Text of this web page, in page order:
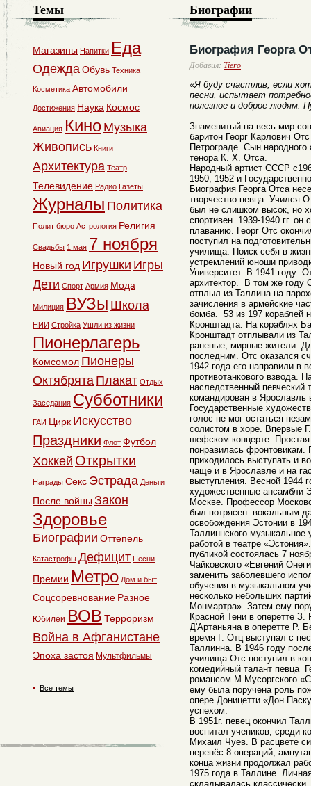
Биографии
Биография Георга
Добавил: Tiero
«Я буду счастлив, если
песни, испытает
полезное и доброе людям.
Знаменитый на весь мир
баритон Георг Карлович
Петрограде. Сын
тенора К. Х. Отса.
Народный артист СССР
1950, 1952 и
Биография Георга Отса
творчество певца. Учился
был не слишком высок, но
спортивен. 1939-1940 гг.
плаванию. Георг Отс
поступил на
училища. Поиск себя в
устремлений юноши
Университет. В 1941 году
архитектор. В том же
отплыл из Таллина на
зачисления в армейские
бомба. 53 из 197 кораблей
Кронштадта. На кораблях
Кронштадт отплывали из
раненые, мирные жители.
последним. Отс оказался
1942 года его направили в
противотанкового взвода.
наследственный
командирован в
Государственные
голос не мог остаться
солистом в хоре. Впервые
шефском концерте.
понравилась фронтовикам.
приходилось выступать и
чаще и в Ярославле и на
выступления. Весной 1944
художественные ансамбли
Москве. Профессор
был потрясен вокальным
освобождения Эстонии в
Таллиннского
работой в театре
публикой состоялась 7
Чайковского «Евгений
заменить заболевшего
обучения в музыкальном
несколько небольших
Монмартра». Затем ему
Красной Тени в оперетте
Д'Артаньяна в оперетте Р.
время Г. Отц выступал с
Таллинна. В 1946 году
училища Отс поступил в
комедийный талант певца
романсом М.Мусоргского
ему была поручена роль
опере Доницетти «Дон
успехом.
В 1951г. певец окончил
воспитал учеников, среди
Михаил Чуев. В расцвете
перенёс 8 операций,
конца жизни продолжал
1975 года в Таллине.
складывалась
Темы
Магазины Напитки Еда
ОдеждаОбувь Техника
Косметика Автомобили
Достижения Наука Космос
Авиация Кино Музыка
Живопись Книги
Архитектура Театр
Телевидение Радио Газеты
Журналы Политика
Полит бюро Астрология Религия
Свадьбы 1 мая 7 ноября
Новый год Игрушки Игры
Дети Спорт Армия Мода
Милиция ВУЗы Школа
НИИ Стройка Ушли из жизни
Пионерлагерь
Комсомол Пионеры
Октябрята Плакат Отдых
Заседания Субботники
ГАИ Цирк Искусство
Праздники Флот Футбол
Хоккей Открытки
Награды Секс Эстрада Деньги
После войны Закон
Здоровье
Биографии Оттепель
Катастрофы Дефицит Песни
Премии Метро Дом и быт
Соцсоревнование Разное
Юбилеи ВОВ Терроризм
Война в Афганистане
Эпоха застоя Мультфильмы
Все темы